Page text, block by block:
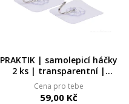
PRAKTIK | samolepicí háčky
2 ks | transparentní |
zavěšení bez vrtání
Cena pro tebe
59,00 Kč